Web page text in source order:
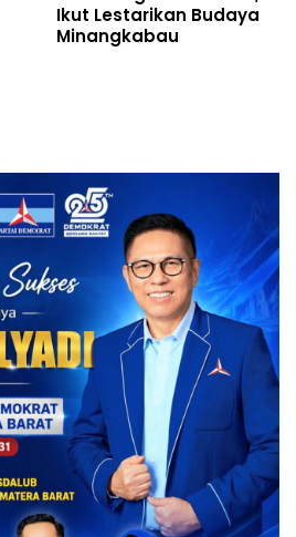
Ikut Lestarikan Budaya
Minangkabau